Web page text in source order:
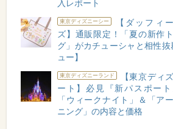
入レポート
東京ディズニーシー
【ダッフィ
ズ】通販限定！「夏の新作
グ」がカチューシャと相性抜
ュー】
東京ディズニーランド
【東京ディ
ート】必見『新パスポート
「ウィークナイト」＆「ア
ニング」の内容と価格